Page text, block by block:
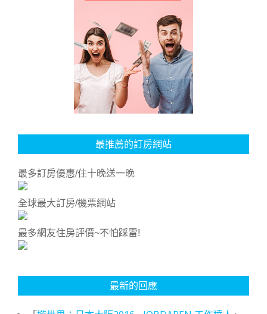
最推薦的訂房網站
最多訂房優惠/住十晚送一晚
全球最大訂房/機票網站
最多網友住房評價~不怕踩雷!
最新的回應